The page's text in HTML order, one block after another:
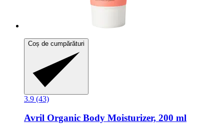
Coș de cumpărături
3.9 (43)
Avril Organic Body Moisturizer, 200 ml